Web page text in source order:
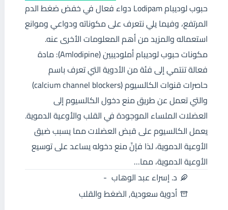
حبوب لوديبام Lodipam دواء فعال في خفض ضغط الدم
المرتفع، وفيما يلي نتعرف على مكوناته ودواعي وموانع
استعماله والمزيد من أهم المعلومات الأخرى عنه.
مكونات حبوب لوديبام أملوديبين (Amlodipine): مادة
فعالة تنتمي إلى فئة من الأدوية التي تعرف باسم
حاصرات قنوات الكالسيوم (calcium channel blockers)
والتي تعمل عن طريق منع دخول الكالسيوم إلى
العضلات الملساء الموجودة في القلب والأوعية الدموية.
يعمل الكالسيوم على قبض العضلات مما يسبب ضيق
الأوعية الدموية، لذا فإنّ منع دخوله يساعد على توسيع
الأوعية الدموية، مما…
د. إسراء عبد الوهاب
أدوية سعودية,الضغط والقلب